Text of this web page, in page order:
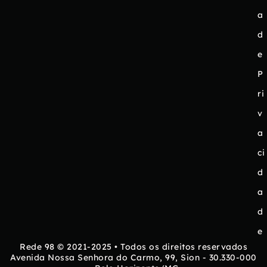
a
d
e
P
ri
v
a
ci
d
a
d
e
Rede 98 © 2021-2025 • Todos os direitos reservados
Avenida Nossa Senhora do Carmo, 99, Sion - 30.330-000